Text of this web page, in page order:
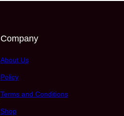
Company
About Us
Policy
Terms and Conditions
Shop